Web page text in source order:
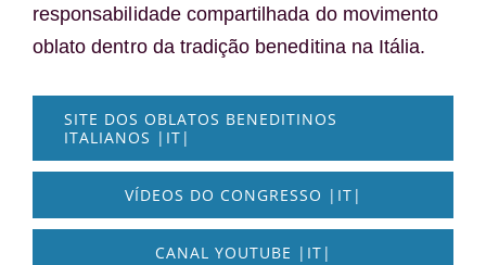
responsabilidade compartilhada do movimento
oblato dentro da tradição beneditina na Itália.
SITE DOS OBLATOS BENEDITINOS
ITALIANOS |IT|
VÍDEOS DO CONGRESSO |IT|
CANAL YOUTUBE |IT|